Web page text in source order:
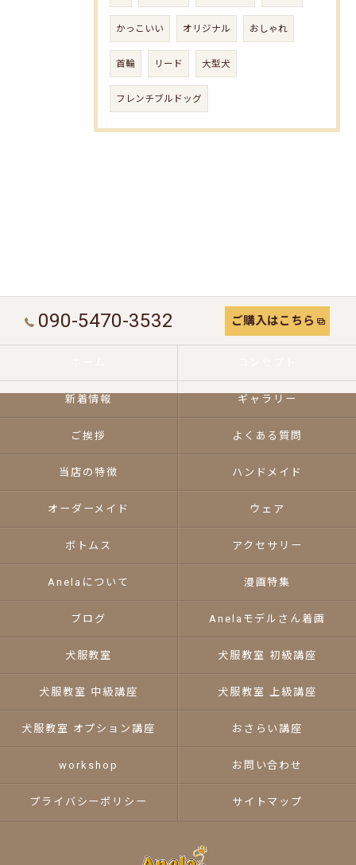
かっこいい オリジナル おしゃれ
首輪 リード 大型犬
フレンチブルドッグ
090-5470-3532 ご購入はこちら
新着情報 ギャラリー
ご挨拶 よくある質問
当店の特徴 ハンドメイド
オーダーメイド ウェア
ボトムス アクセサリー
Anelaについて 漫画特集
ブログ Anelaモデルさん着画
犬服教室 犬服教室 初級講座
犬服教室 中級講座 犬服教室 上級講座
犬服教室 オプション講座 おさらい講座
workshop お問い合わせ
プライバシーポリシー サイトマップ